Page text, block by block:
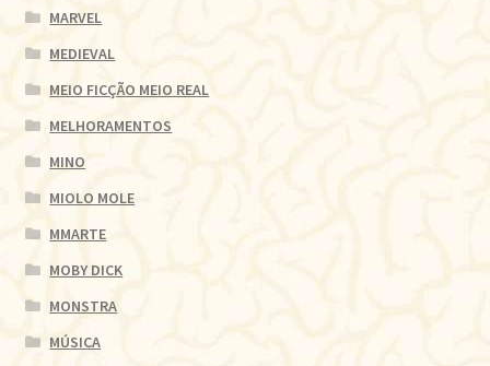
MARVEL
MEDIEVAL
MEIO FICÇÃO MEIO REAL
MELHORAMENTOS
MINO
MIOLO MOLE
MMARTE
MOBY DICK
MONSTRA
MÚSICA